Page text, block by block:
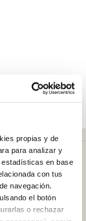
propias y de
para analizar y
en base
con tus
navegación.
el botón
o rechazar